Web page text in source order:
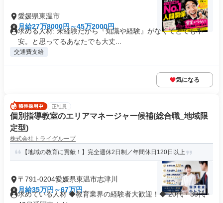
愛媛県東温市
月給27万8000円～45万2000円
求める人材: 未経験だから『知識や経験』がなくてとても不
安。と思ってるあなたでも大丈...
交通費支給
気になる
正社員
個別指導教室のエリアマネージャー候補(総合職_地域限
定型)
株式会社トライグループ
【地域の教育に貢献！】完全週休2日制／年間休日120日以上
〒791-0204愛媛県東温市志津川
月給35万円～67万円
求めている人材 ◆教育業界の経験者大歓迎！◆ 20代・30代・